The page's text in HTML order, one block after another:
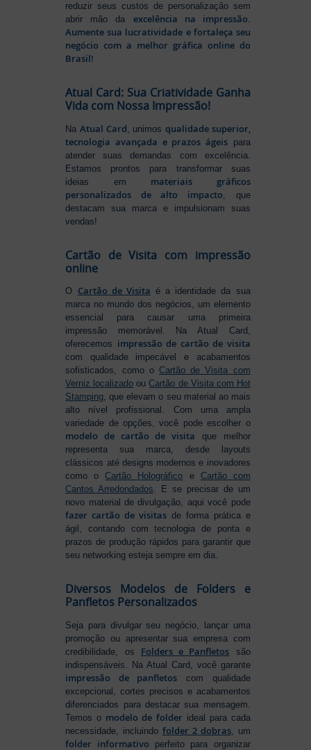
reduzir seus custos de personalização sem
abrir mão da excelência na impressão.
Aumente sua lucratividade e fortaleça seu
negócio com a melhor gráfica online do
Brasil!
Atual Card: Sua Criatividade Ganha
Vida com Nossa Impressão!
Na Atual Card , unimos qualidade superior,
tecnologia avançada e prazos ágeispara
atender suas demandas com excelência.
Estamos prontos para transformar suas
ideias em materiais gráficos
personalizados de alto impacto , que
destacam sua marca e impulsionam suas
vendas!
Cartão de Visita com impressão
online
O Cartão de Visita é a identidade da sua
marca no mundo dos negócios, um elemento
essencial para causar uma primeira
impressão memorável. Na Atual Card,
oferecemos impressão de cartão de visita
com qualidade impecável e acabamentos
sofisticados, como o Cartão de Visita com
Verniz localizado ouCartão de Visita com Hot
Stamping, que elevam o seu material ao mais
alto nível profissional. Com uma ampla
variedade de opções, você pode escolher o
modelo de cartão de visita que melhor
representa sua marca, desde layouts
clássicos até designs modernos e inovadores
como oCartão Holográfico e Cartão com
Cantos Arredondados. E se precisar de um
novo material de divulgação, aqui você pode
fazer cartão de visitas de forma prática e
ágil, contando com tecnologia de ponta e
prazos de produção rápidos para garantir que
seu networking esteja sempre em dia.
Diversos Modelos de Folders e
Panfletos Personalizados
Seja para divulgar seu negócio, lançar uma
promoção ou apresentar sua empresa com
credibilidade, os Folders e Panfletos são
indispensáveis. Na Atual Card, você garante
impressão de panfletos com qualidade
excepcional, cortes precisos e acabamentos
diferenciados para destacar sua mensagem.
Temos o modelo de folder ideal para cada
necessidade, incluindofolder 2 dobras, um
folder informativo perfeito para organizar